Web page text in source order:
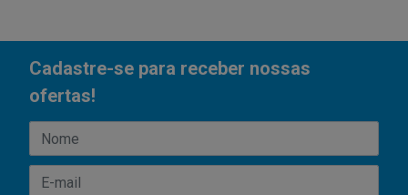
Cadastre-se para receber nossas
ofertas!